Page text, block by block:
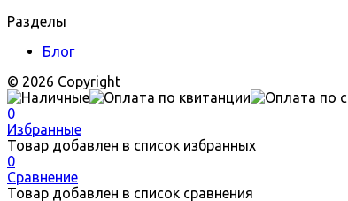
Разделы
Блог
© 2026 Copyright
0
Избранные
Товар добавлен в список избранных
0
Сравнение
Товар добавлен в список сравнения